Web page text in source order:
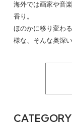
海外では画家や音
香り。
ほのかに移り変わ
様な、そんな奥深
CATEGORY